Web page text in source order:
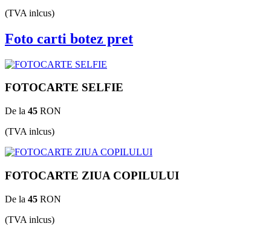
(TVA inlcus)
Foto carti botez pret
FOTOCARTE SELFIE
De la 45 RON
(TVA inlcus)
FOTOCARTE ZIUA COPILULUI
De la 45 RON
(TVA inlcus)